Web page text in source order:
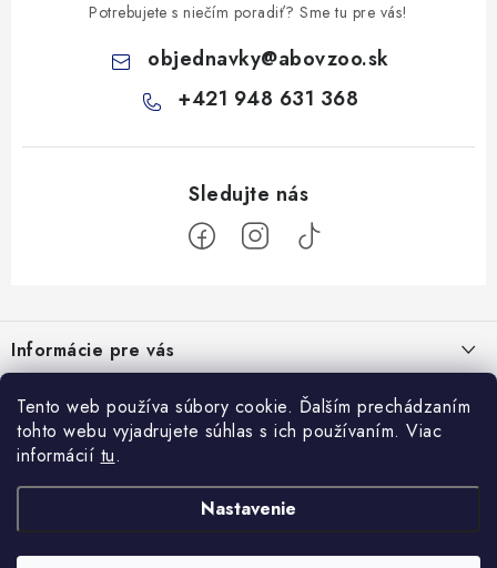
Tento web používa súbory cookie. Ďalším prechádzaním
tohto webu vyjadrujete súhlas s ich používaním. Viac
informácií tu.
Nastavenie
Potrebujete s niečím poradiť? Sme tu pre vás!
objednavky@abovzoo.sk
+421 948 631 368
p
ä
Informácie pre vás
Podmienky ochrany osobných údajov
Doprava
Prijímame online platby
Blog
Veterinárne diéty: sprievodca výberom správneho terapeutického
krmiva
8.10.2025